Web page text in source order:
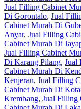
Jual Filling Cabinet
Di Gorontalo, Jual
Cabinet Murah Di
Anyar, Jual Filling
Cabinet Murah Di
Jual Filling Cabinet
Di Karang Pilang, Jual
Cabinet Murah Di
Kenjeran, Jual Filling
Cabinet Murah Di
Krembang, Jual Filling